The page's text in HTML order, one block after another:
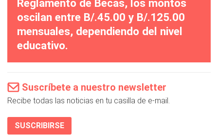
Reglamento de Becas, los montos
oscilan entre B/.45.00 y B/.125.00
mensuales, dependiendo del nivel
educativo.
Suscríbete a nuestro newsletter
Recibe todas las noticias en tu casilla de e-mail.
SUSCRIBIRSE